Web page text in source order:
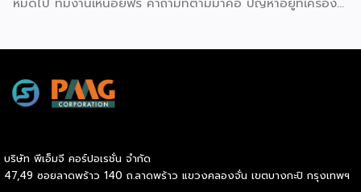
ให้กับผู้บริโภคได้อย่างรวดเร็ว ประการที่สามคือ การมีที่ปรึกษา
ทางธุรกิจอย่างใกล้ชิดตลอดระยะเวลาสัญญา คอยให้คำแนะนำ
และร่วมแก้ปัญหาต่างๆ ทำให้ผู้ลงทุนมั่นใจได้ว่าจะไม่ได้เดินอยู่บน
เส้นทางธุรกิจเพียงลำพัง เหตุผลประการที่สี่คือ โอกาสเติบโต
ให้คำปรึกษาด้านการบริหารการเงิน การประมาณการรายรับ-ราย
จ่าย ตลอดจนการจัดการสต๊อกสินค้าอย่างเป็นระบบ ช่วยให้ระบบ
การเงินของร้านมีสภาพคล่องที่ดี เพิ่มโอกาสในการคืนทุนได้เร็ว
DAAT ชี้ว่าผู้เชี่ยวชาญแนะนำให้ธุรกิจจัดสรรงบประมาณราว 30%
ไว้สำหรับการสร้างแบรนด์ (Brand Building) ในระยะยาว แทนที่
Top of Mind ของผู้บริโภคจะเป็นฝ่ายได้เปรียบเมื่อสถานการณ์
กลับมาคึกคักอีกครั้ง นี่คือจุดที่เครื่องมือการตลาดเข้ามามี
บริษัท พีเอ็มจี คอร์ปอเรชั่น จำกัด
47,49 ซอยลาดพร้าว 140 ถ.ลาดพร้าว แขวงคลองจั่น เขตบางกะปิ กรุงเทพฯ